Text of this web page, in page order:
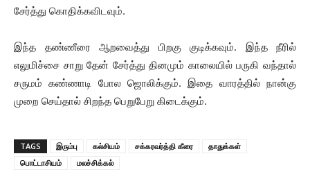
சேர்த்து கொதிக்கவிடவும்.
இந்த தண்ணீரை ஆறவைத்து பிறகு குடிக்கவும். இந்த நீரில்
எலுமிச்சை சாறு தேன் சேர்த்து தினமும் காலையில் பருகி வந்தால்
சருமம் கண்ணாடி போல ஜொலிக்கும். இதை வாரத்தில் நான்கு
முறை செய்தால் சிறந்த பெறுபேறு கிடைக்கும்.
TAGS இரும்பு கல்சியம் சக்கரவர்த்தி கீரை
தாதுக்கள்
பொட்டாசியம்
மலச்சிக்கல்